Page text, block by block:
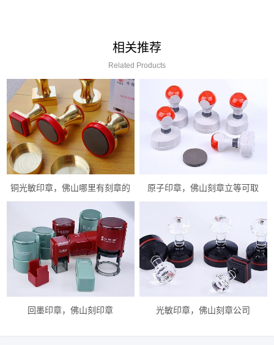
相关推荐
Related Products
铜光敏印章，佛山哪里有刻章的 原子印章，佛山刻章立等可取
回墨印章，佛山刻印章 光敏印章，佛山刻章公司